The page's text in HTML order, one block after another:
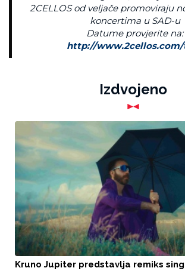
2CELLOS od veljače promoviraju
koncertima u SAD-u
Datume provjerite na:
http://
Izdvojeno
Kruno Jupiter predstavlja remiks